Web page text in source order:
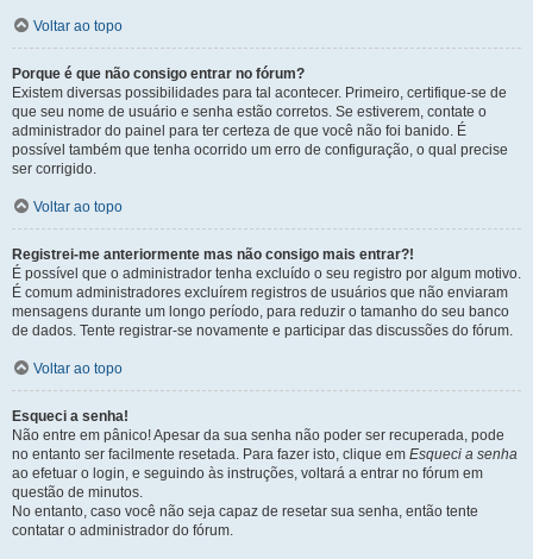
Voltar ao topo
Porque é que não consigo entrar no fórum?
Existem diversas possibilidades para tal acontecer. Primeiro, certifique-se de
que seu nome de usuário e senha estão corretos. Se estiverem, contate o
administrador do painel para ter certeza de que você não foi banido. É
possível também que tenha ocorrido um erro de configuração, o qual precise
ser corrigido.
Voltar ao topo
Registrei-me anteriormente mas não consigo mais entrar?!
É possível que o administrador tenha excluído o seu registro por algum motivo.
É comum administradores excluírem registros de usuários que não enviaram
mensagens durante um longo período, para reduzir o tamanho do seu banco
de dados. Tente registrar-se novamente e participar das discussões do fórum.
Voltar ao topo
Esqueci a senha!
Não entre em pânico! Apesar da sua senha não poder ser recuperada, pode
no entanto ser facilmente resetada. Para fazer isto, clique em Esqueci a senha
ao efetuar o login, e seguindo às instruções, voltará a entrar no fórum em
questão de minutos.
No entanto, caso você não seja capaz de resetar sua senha, então tente
contatar o administrador do fórum.